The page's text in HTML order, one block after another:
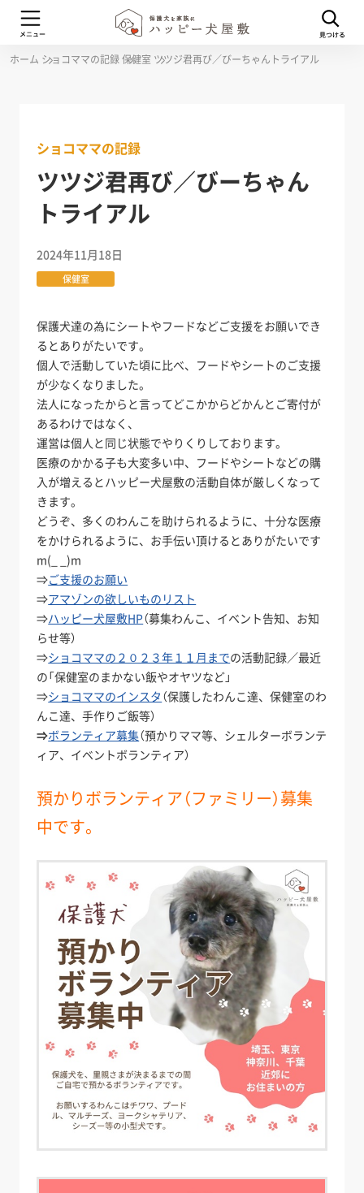
ホーム ショコママの記録保健室 ツツジ君再び／びーちゃんトライアル
ショコママの記録
ツツジ君再び／びーちゃん
トライアル
2024年11月18日
保健室
保護犬達の為にシートやフードなどご支援をお願いでき
るとありがたいです。
個人で活動していた頃に比べ、フードやシートのご支援
が少なくなりました。
法人になったからと言ってどこかからどかんとご寄付が
あるわけではなく、
運営は個人と同じ状態でやりくりしております。
医療のかかる子も大変多い中、フードやシートなどの購
入が増えるとハッピー犬屋敷の活動自体が厳しくなって
きます。
どうぞ、多くのわんこを助けられるように、十分な医療
をかけられるように、お手伝い頂けるとありがたいです
m(_ _)m
⇒ご支援のお願い
⇒アマゾンの欲しいものリスト
⇒ハッピー犬屋敷HP（募集わんこ、イベント告知、お知
らせ等）
⇒ショコママの２０２３年１１月までの活動記録／最近
の「保健室のまかない飯やオヤツなど」
⇒ショコママのインスタ （保護したわんこ達、保健室のわ
んこ達、手作りご飯等）
⇒ボランティア募集（預かりママ等、シェルターボランテ
ィア、イベントボランティア）
預かりボランティア（ファミリー）募集
中です。